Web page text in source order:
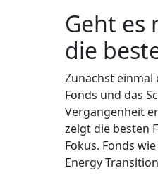
Geht es
die
Zunächst einmal
Fonds und das
Vergangenheit
zeigt die besten
Fokus. Fonds
Energy